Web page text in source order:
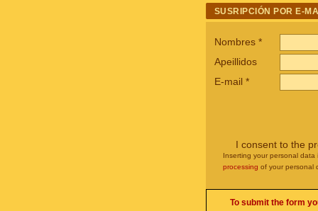
SUSRIPCIÓN POR E-
Nombres *
Apeillidos
E-mail *
I consent to the
Inserting your personal
processing of your personal
To submit the form